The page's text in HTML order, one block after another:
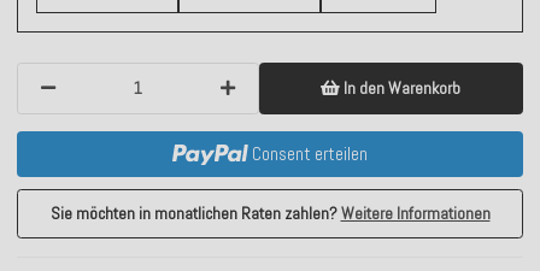
In den Warenkorb
Consent erteilen
Sie möchten in monatlichen Raten zahlen?Weitere Informationen